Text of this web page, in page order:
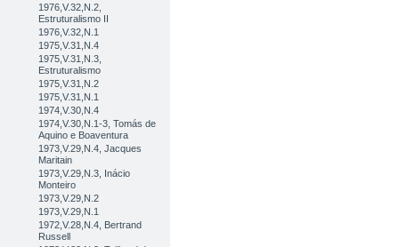
1976,V.32,N.2,
Estruturalismo II
1976,V.32,N.1
1975,V.31,N.4
1975,V.31,N.3,
Estruturalismo
1975,V.31,N.2
1975,V.31,N.1
1974,V.30,N.4
1974,V.30,N.1-3, Tomás de
Aquino e Boaventura
1973,V.29,N.4, Jacques
Maritain
1973,V.29,N.3, Inácio
Monteiro
1973,V.29,N.2
1973,V.29,N.1
1972,V.28,N.4, Bertrand
Russell